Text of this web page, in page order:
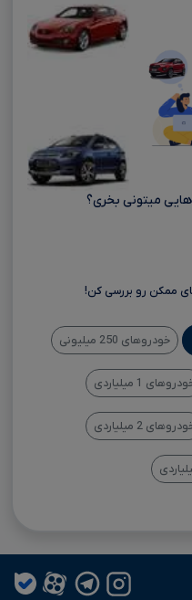
میتونی بخری؟
ممکن رو بررسی کن!
خودروهای 250 میلیونی
1 میلیاردی
2 میلیاردی